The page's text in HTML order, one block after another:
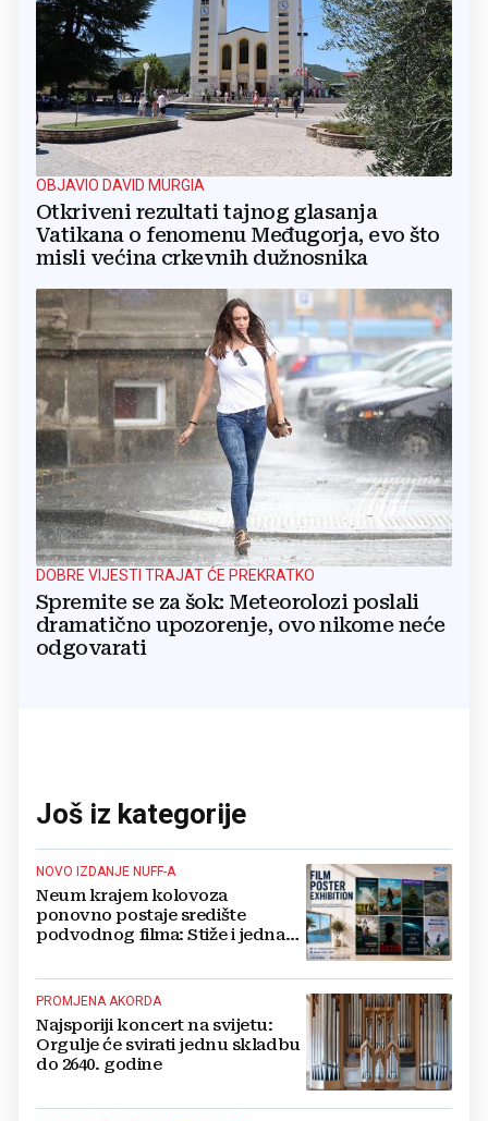
OBJAVIO DAVID MURGIA
Otkriveni rezultati tajnog glasanja
Vatikana o fenomenu Međugorja, evo što
misli većina crkevnih dužnosnika
DOBRE VIJESTI TRAJAT ĆE PREKRATKO
Spremite se za šok: Meteorolozi poslali
dramatično upozorenje, ovo nikome neće
odgovarati
Još iz kategorije
NOVO IZDANJE NUFF-A
Neum krajem kolovoza
ponovno postaje središte
podvodnog filma: Stiže i jedna
PROMJENA AKORDA
Najsporiji koncert na svijetu:
Orgulje će svirati jednu skladbu
do 2640. godine